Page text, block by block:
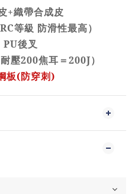
+織帶合成皮
等級 防滑性最高）
PU後叉
壓200焦耳＝200J）
板(防穿刺)